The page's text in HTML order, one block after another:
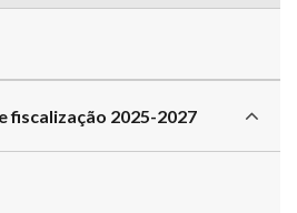
fiscalização 2025-2027